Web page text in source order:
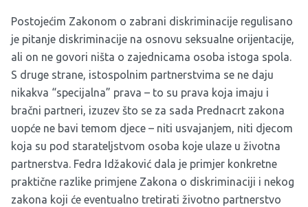
Postojećim Zakonom o zabrani diskriminacije regulisano
je pitanje diskriminacije na osnovu seksualne orijentacije,
ali on ne govori ništa o zajednicama osoba istoga spola.
S druge strane, istospolnim partnerstvima se ne daju
nikakva “specijalna” prava – to su prava koja imaju i
bračni partneri, izuzev što se za sada Prednacrt zakona
uopće ne bavi temom djece – niti usvajanjem, niti djecom
koja su pod starateljstvom osoba koje ulaze u životna
partnerstva. Fedra Idžaković dala je primjer konkretne
praktične razlike primjene Zakona o diskriminaciji i nekog
zakona koji će eventualno tretirati životno partnerstvo